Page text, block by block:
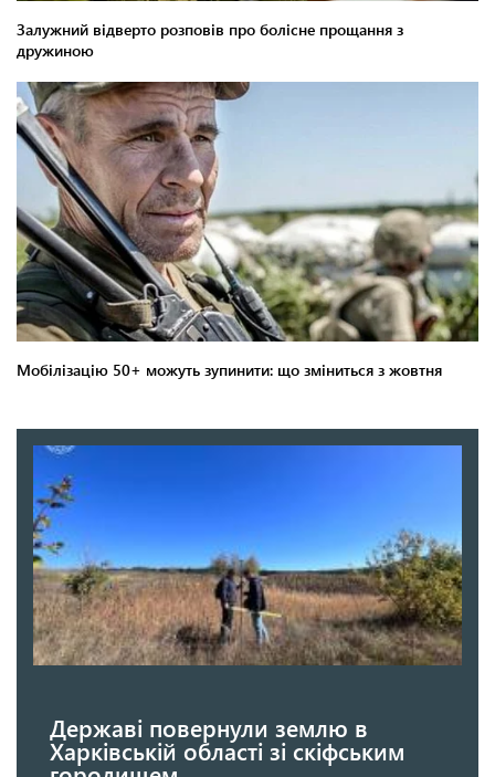
Державі повернули землю в
Харківській області зі скіфським